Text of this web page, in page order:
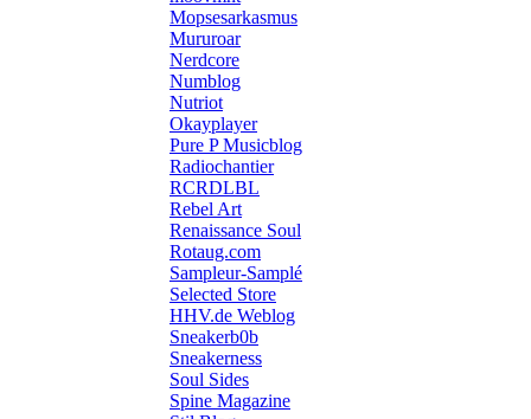
Mopsesarkasmus
Mururoar
Nerdcore
Numblog
Nutriot
Okayplayer
Pure P Musicblog
Radiochantier
RCRDLBL
Rebel Art
Renaissance Soul
Rotaug.com
Sampleur-Samplé
Selected Store
HHV.de Weblog
Sneakerb0b
Sneakerness
Soul Sides
Spine Magazine